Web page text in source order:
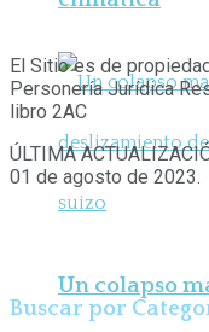
Un colapso
El Sitio es de
Personería Jurídica
libro 2AC
ÚLTIMA
01 de agosto de 2023.
Buscar por